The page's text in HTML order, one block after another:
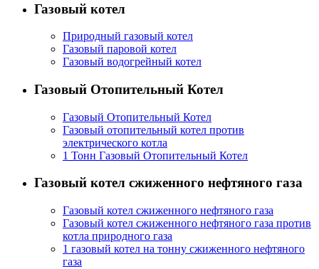
Газовый котел
Природный газовый котел
Газовый паровой котел
Газовый водогрейный котел
Газовый Отопительный Котел
Газовый Отопительный Котел
Газовый отопительный котел против
электрического котла
1 Тонн Газовый Отопительный Котел
Газовый котел сжиженного нефтяного газа
Газовый котел сжиженного нефтяного газа
Газовый котел сжиженного нефтяного газа против
котла природного газа
1 газовый котел на тонну сжиженного нефтяного
газа